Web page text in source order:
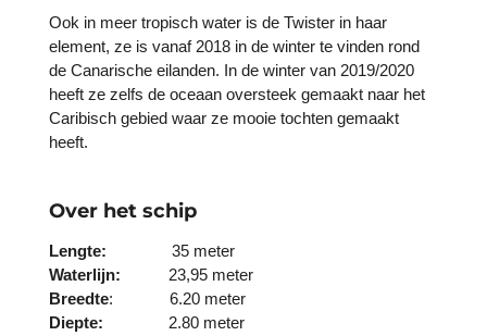
Ook in meer tropisch water is de Twister in haar
element, ze is vanaf 2018 in de winter te vinden rond
de Canarische eilanden. In de winter van 2019/2020
heeft ze zelfs de oceaan oversteek gemaakt naar het
Caribisch gebied waar ze mooie tochten gemaakt
heeft.
Over het schip
Lengte: 35 meter
Waterlijn: 23,95 meter
Breedte: 6.20 meter
Diepte: 2.80 meter